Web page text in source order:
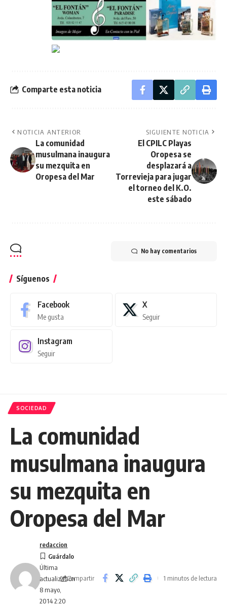
Comparte esta noticia
NOTICIA ANTERIOR
La comunidad
musulmana inaugura
su mezquita en
Oropesa del Mar
SIGUIENTE NOTICIA
El CPILC Playas
Oropesa se
desplazará a
Torrevieja para jugar
el torneo del K.O.
este sábado
No hay comentarios
Síguenos
Facebook
Me gusta
X
Seguir
Instagram
Seguir
SOCIEDAD
La comunidad
musulmana inaugura
su mezquita en
Oropesa del Mar
Última
actualización
8 mayo,
2014 2:20
redaccion
Compartir 1 minutos de lectura